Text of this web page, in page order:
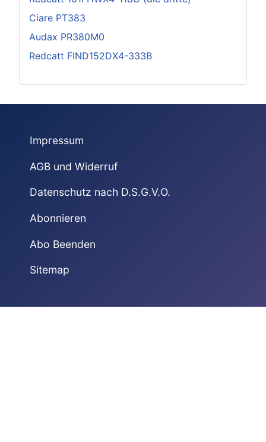
Ciare PT383
Audax PR380M0
Redcatt FIND152DX4-333B
Impressum
AGB und Widerruf
Datenschutz nach D.S.G.V.O.
Abonnieren
Abo Beenden
Sitemap